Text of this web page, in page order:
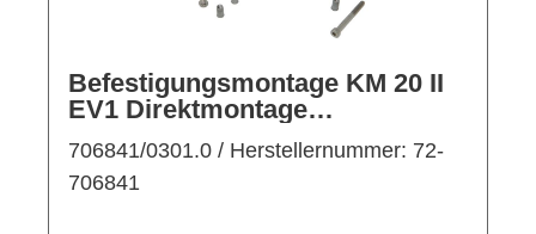
Befestigungsmontage KM 20 II
EV1 Direktmontage
Rahmenmontage
706841/0301.0 / Herstellernummer: 72-
706841